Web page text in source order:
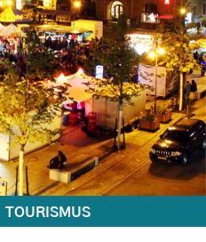
TOURISMUS